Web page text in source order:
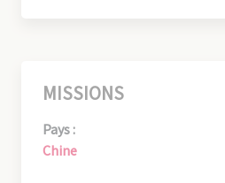
MISSIONS
Pays :
Chine